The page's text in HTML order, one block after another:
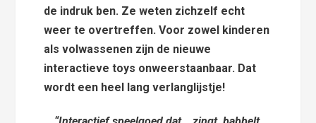
de indruk ben. Ze weten zichzelf echt
weer te overtreffen. Voor zowel kinderen
als volwassenen zijn de nieuwe
interactieve toys onweerstaanbaar. Dat
wordt een heel lang verlanglijstje!